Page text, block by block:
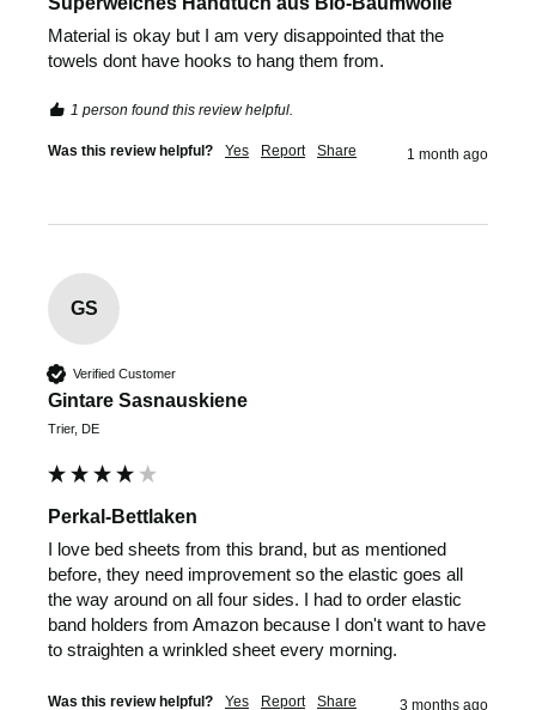
Material is okay but I am very disappointed that the
towels dont have hooks to hang them from.
1 person found this review helpful.
Was this review helpful? Yes Report Share 1 month ago
GS
Verified Customer
Gintare Sasnauskiene
Trier, DE
Perkal-Bettlaken
I love bed sheets from this brand, but as mentioned
before, they need improvement so the elastic goes all
the way around on all four sides. I had to order elastic
band holders from Amazon because I don't want to have
to straighten a wrinkled sheet every morning.
Was this review helpful? Yes Report Share 3 months ago